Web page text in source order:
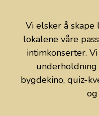
Vi elsker å
lokalene våre
intimkonserter.
bygdekino, quiz-